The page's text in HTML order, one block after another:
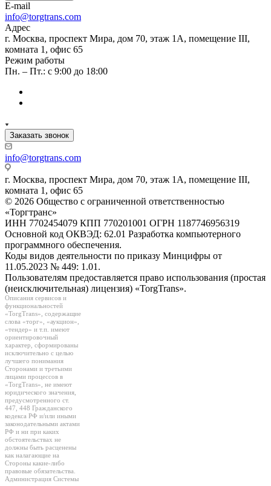
E-mail
info@torgtrans.com
Адрес
г. Москва, проспект Мира, дом 70, этаж 1А, помещение III,
комната 1, офис 65
Режим работы
Пн. – Пт.: с 9:00 до 18:00
Заказать звонок
info@torgtrans.com
г. Москва, проспект Мира, дом 70, этаж 1А, помещение III,
комната 1, офис 65
© 2026 Общество с ограниченной ответственностью
«Торгтранс»
ИНН 7702454079 КПП 770201001 ОГРН 1187746956319
Основной код ОКВЭД: 62.01 Разработка компьютерного
программного обеспечения.
Коды видов деятельности по приказу Минцифры от
11.05.2023 № 449: 1.01.
Пользователям предоставляется право использования (простая
(неисключительная) лицензия) «TorgTrans».
Описания сервисов и
функциональностей
«TorgTrans», содержащие
слова «торг», «аукцион»,
«тендер» и т.п. имеют
ориентировочный
характер, сформированы
исключительно с целью
лучшего понимания
Сторонами и третьими
лицами процессов в
«TorgTrans», не имеют
юридического значения,
предусмотренного ст.
447, 448 Гражданского
кодекса РФ и/или иными
законодательными актами
РФ и ни при каких
обстоятельствах не
должны быть расценены
как налагающие на
Стороны какие-либо
правовые обязательства.
Администрация Системы